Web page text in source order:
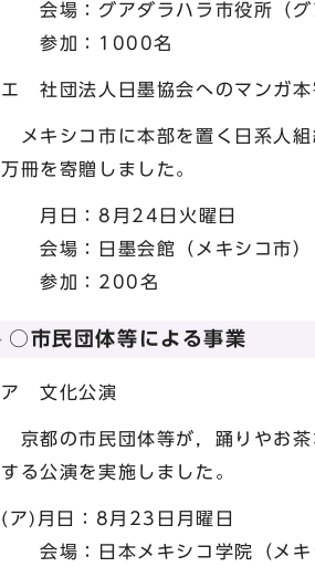
会場：グアダラハラ市役所（グ
参加：1000名
エ 社団法人日墨協会へのマンガ本
メキシコ市に本部を置く日系人組
万冊を寄贈しました。
月日：8月24日火曜日
会場：日墨会館（メキシコ市）
参加：200名
○市民団体等による事業
ア 文化公演
京都の市民団体等が，踊りやお茶
する公演を実施しました。
(ア)月日：8月23日月曜日
会場：日本メキシコ学院（メキ